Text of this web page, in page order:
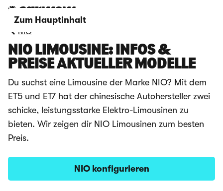
Zum Hauptinhalt
NIO
NIO LIMOUSINE: INFOS &
PREISE AKTUELLER MODELLE
Du suchst eine Limousine der Marke NIO? Mit dem
ET5 und ET7 hat der chinesische Autohersteller zwei
schicke, leistungsstarke Elektro-Limousinen zu
bieten. Wir zeigen dir NIO Limousinen zum besten
Preis.
NIO konfigurieren